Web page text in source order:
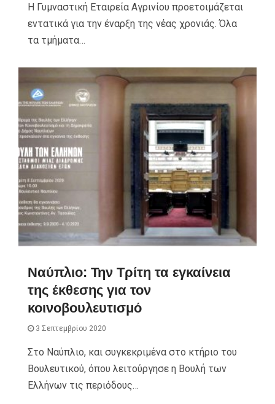
Η Γυμναστική Εταιρεία Αγρινίου προετοιμάζεται
εντατικά για την έναρξη της νέας χρονιάς. Όλα
τα τμήματα…
Ναύπλιο: Την Τρίτη τα εγκαίνεια
της έκθεσης για τον
κοινοβουλευτισμό
3 Σεπτεμβρίου 2020
Στο Ναύπλιο, και συγκεκριμένα στο κτήριο του
Βουλευτικού, όπου λειτούργησε η Βουλή των
Ελλήνων τις περιόδους…